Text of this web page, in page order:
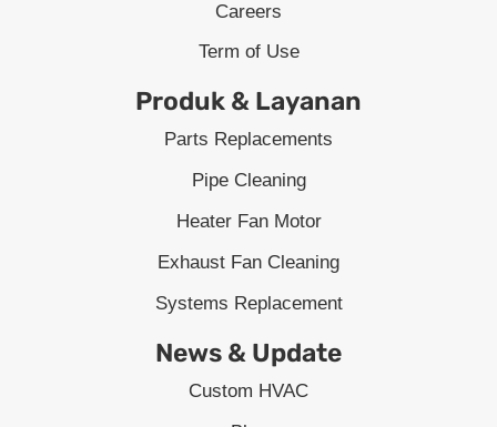
Careers
Term of Use
Produk & Layanan
Parts Replacements
Pipe Cleaning
Heater Fan Motor
Exhaust Fan Cleaning
Systems Replacement
News & Update
Custom HVAC